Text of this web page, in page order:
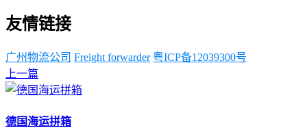
友情链接
广州物流公司 Freight forwarder 粤ICP备12039300号
上一篇
德国海运拼箱